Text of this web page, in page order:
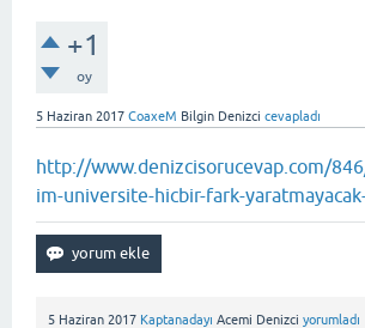
+1
oy
5 Haziran 2017 CoaxeM Bilgin Denizci cevapladı
http://www.denizcisorucevap.com/
im-universite-hicbir-fark-
5 Haziran 2017 Kaptanadayı Acemi Denizci yorumladı